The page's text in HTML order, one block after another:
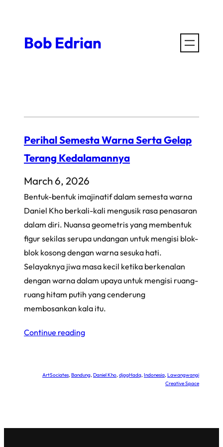
contentBob Edrian
Perihal Semesta Warna Serta Gelap
Terang Kedalamannya
March 6, 2026
Bentuk-bentuk imajinatif dalam semesta warna
Daniel Kho berkali-kali mengusik rasa penasaran
dalam diri. Nuansa geometris yang membentuk
figur sekilas serupa undangan untuk mengisi blok-
blok kosong dengan warna sesuka hati.
Selayaknya jiwa masa kecil ketika berkenalan
dengan warna dalam upaya untuk mengisi ruang-
ruang hitam putih yang cenderung
membosankan kala itu.
Continue reading
ArtSociates, Bandung, Daniel Kho, djagHadq, Indonesia, Lawangwangi
Creative Space